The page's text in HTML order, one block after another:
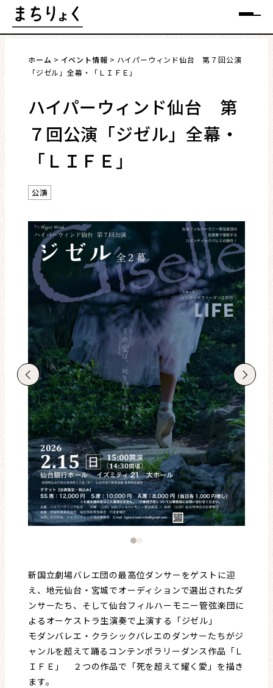
Skip
to
メニュー
まちを語る
連載・コラム
レビュー・レコメンド
まちりょくについて
ホーム イベント情報
ハイパーウィンド仙台 第７回公演
「ジゼル」全幕・「ＬＩＦＥ」
ハイパーウィンド仙台 第
７回公演「ジゼル」全幕・
「ＬＩＦＥ」
公演
新国立劇場バレエ団の最高位ダンサーをゲストに迎
え、地元仙台・宮城でオーディションで選出されたダ
ンサーたち、そして仙台フィルハーモニー管弦楽団に
よるオーケストラ生演奏で上演する「ジゼル」
モダンバレエ・クラシックバレエのダンサーたちがジ
ャンルを超えて踊るコンテンポラリーダンス作品「Ｌ
ＩＦＥ」 ２つの作品で「死を超えて耀く愛」を描き
ます。